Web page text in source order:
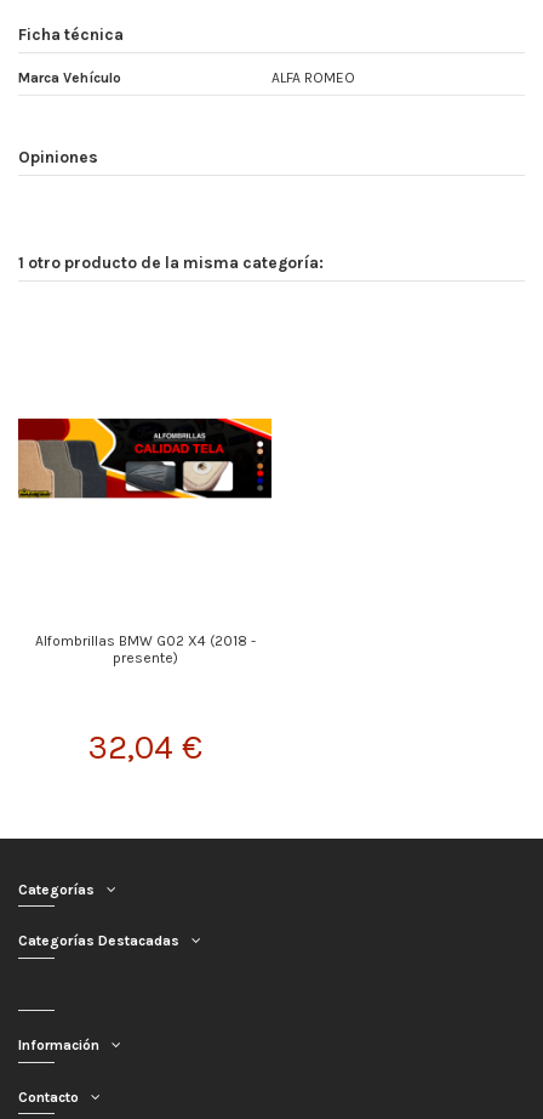
Ficha técnica
Marca Vehículo ALFA ROMEO
Opiniones
1 otro producto de la misma categoría:
Alfombrillas BMW G02 X4 (2018 -
presente)
32,04 €
Categorías
Categorías Destacadas
Información
Contacto